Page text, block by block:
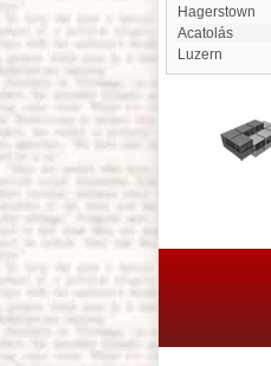
Hagerstown
Acatolás
Luzern